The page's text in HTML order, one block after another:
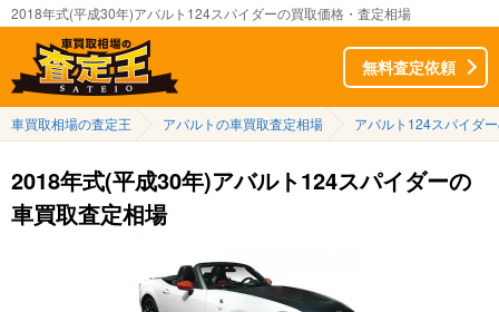
2018年式(平成30年)アバルト124スパイダーの買取価格・査定相場
無料査定依頼
車買取相場の査定王 アバルトの車買取査定相場 アバルト124スパイダ
2018年式(平成30年)アバルト124スパイダーの
車買取査定相場